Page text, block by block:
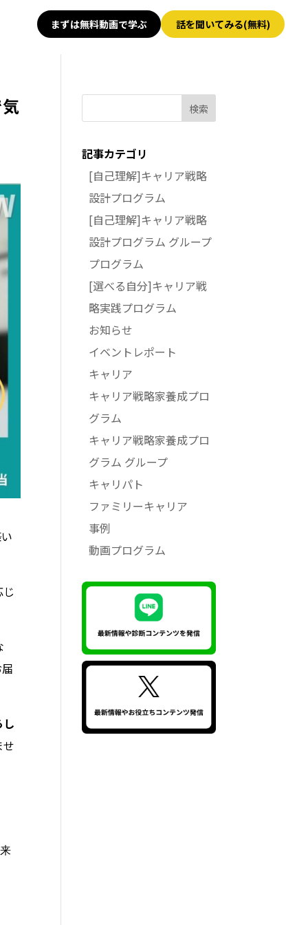
まずは無料動画で学ぶ 話を聞いてみる(無料)
し
せ
検索
記事カテゴリ
[自己理解]キャリア戦略
設計プログラム
[自己理解]キャリア戦略
設計プログラム グループ
プログラム
[選べる自分]キャリア戦
略実践プログラム
お知らせ
イベントレポート
キャリア
キャリア戦略家養成プロ
グラム
キャリア戦略家養成プロ
グラム グループ
キャリパト
ファミリーキャリア
事例
動画プログラム